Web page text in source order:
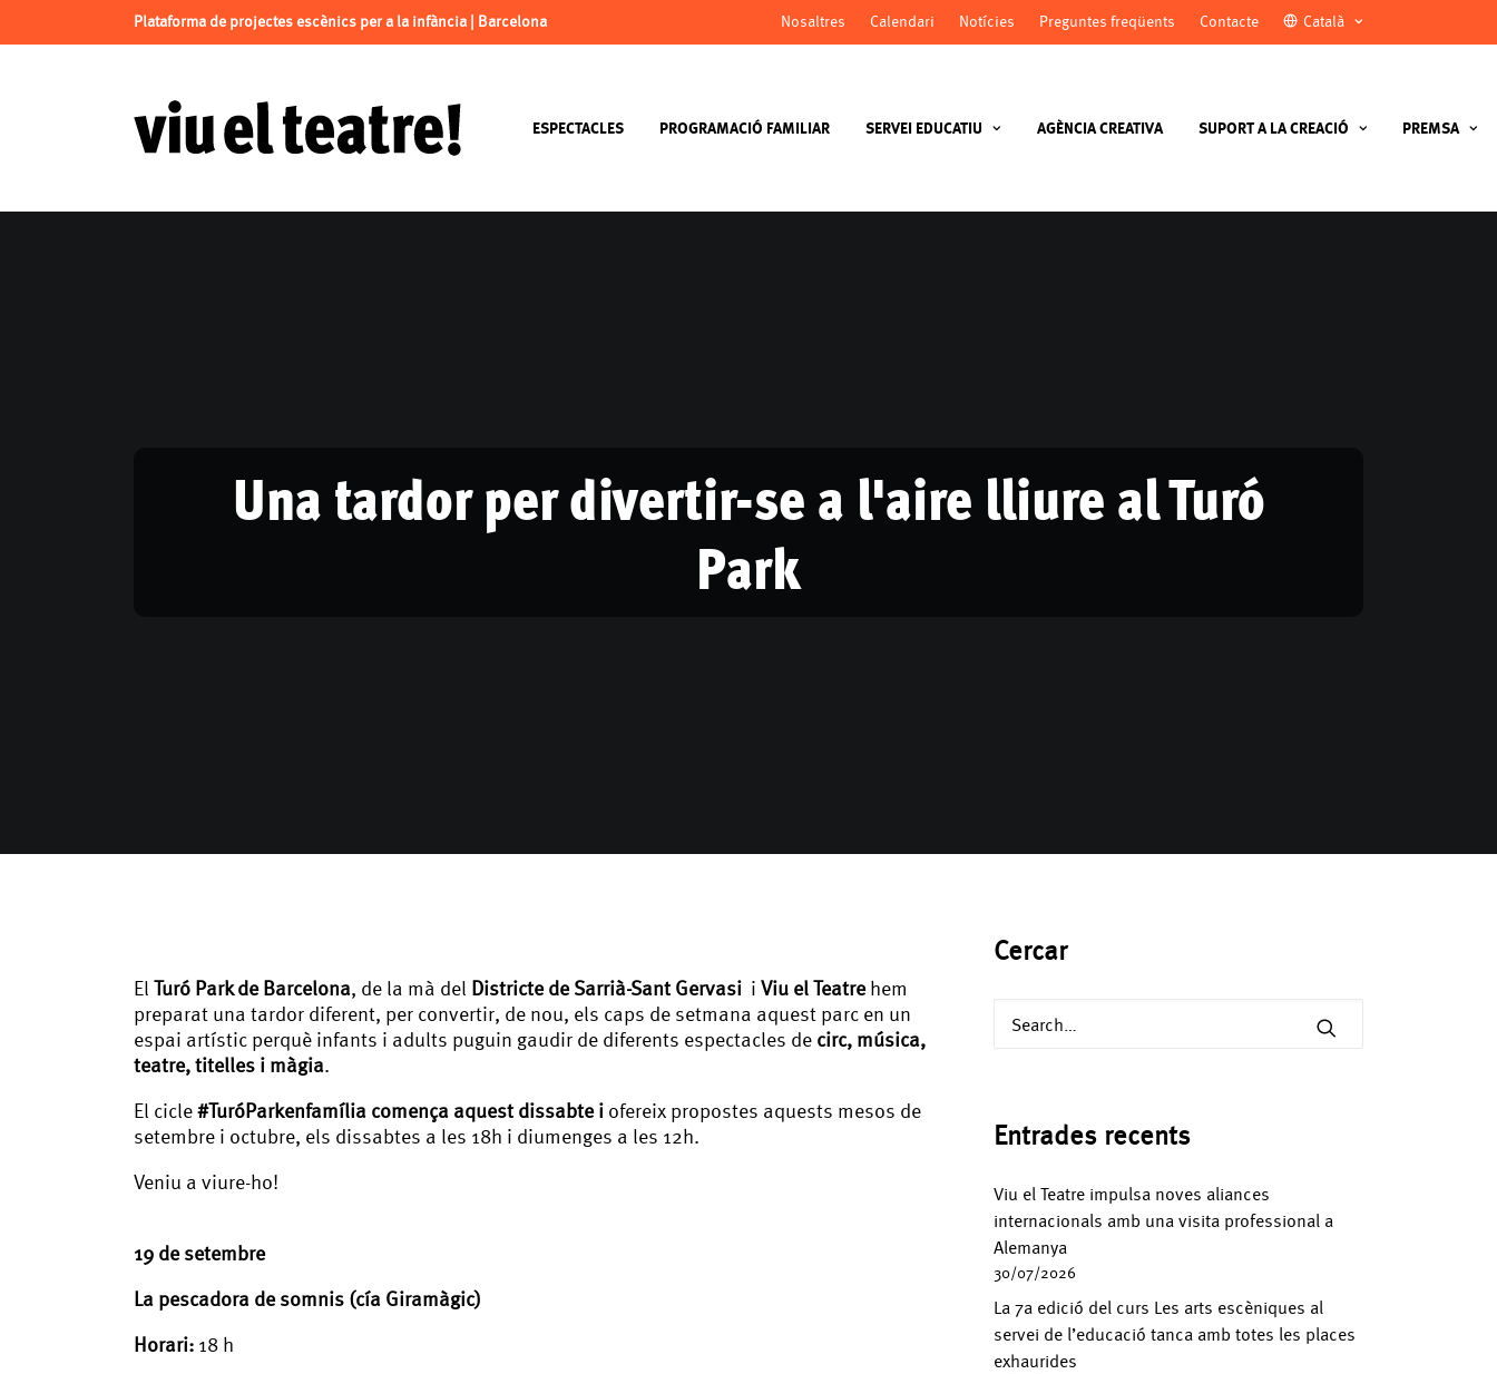
Plataforma de projectes escènics per a la infància | Barcelona Nosaltres Calendari Notícies Preguntes freqüents Contacte Català
ESPECTACLES PROGRAMACIÓ FAMILIAR SERVEI EDUCATIU AGÈNCIA CREATIVA SUPORT A LA CREACIÓ PREMSA
Una tardor per divertir-se a l'aire lliure al Turó
Park
El Turó Park de Barcelona, de la mà del Districte de Sarrià-Sant Gervasi i Viu el Teatrehem
preparat una tardor diferent, per convertir, de nou, els caps de setmana aquest parc en un
espai artístic perquè infants i adults puguin gaudir de diferents espectacles de circ, música,
teatre, titelles i màgia.
El cicle#TuróParkenfamília comença aquest dissabte i ofereix propostes aquests mesos de
setembre i octubre, els dissabtes a les 18h i diumenges a les 12h.
Veniu a viure-ho!
19 de setembre
La pescadora de somnis (cía Giramàgic)
Horari: 18 h
Cercar
Entrades recents
Viu el Teatre impulsa noves aliances
internacionals amb una visita professional a
Alemanya
30/07/2026
La 7a edició del curs Les arts escèniques al
servei de l’educació tanca amb totes les places
exhaurides